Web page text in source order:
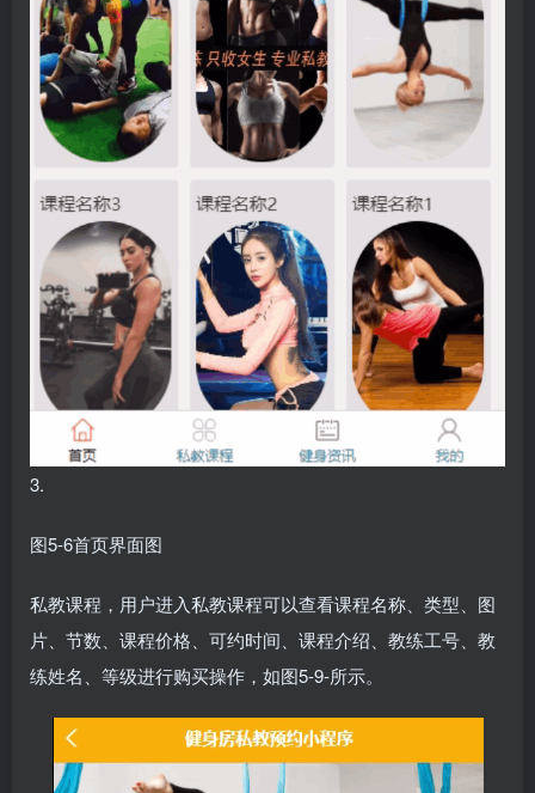
3.
图5-6首页界面图
私教课程，用户进入私教课程可以查看课程名称、类型、图
片、节数、课程价格、可约时间、课程介绍、教练工号、教
练姓名、等级进行购买操作，如图5-9-所示。